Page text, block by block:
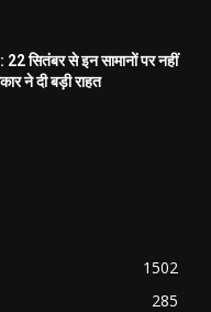
सितंबर से इन सामानों पर नहीं
ने दी बड़ी राहत
1502
285